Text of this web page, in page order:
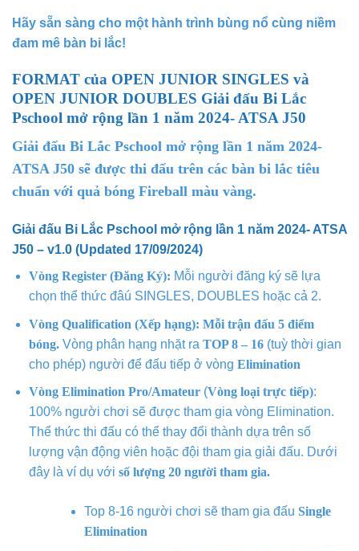
Hãy sẵn sàng cho một hành trình bùng nổ cùng niềm
đam mê bàn bi lắc!
FORMAT của OPEN JUNIOR SINGLES và
OPEN JUNIOR DOUBLES Giải đấu Bi Lắc
Pschool mở rộng lần 1 năm 2024- ATSA J50
Giải đấu Bi Lắc Pschool mở rộng lần 1 năm 2024-
ATSA J50 sẽ được thi đấu trên các bàn bi lắc tiêu
chuẩn với quả bóng Fireball màu vàng.
Giải đấu Bi Lắc Pschool mở rộng lần 1 năm 2024- ATSA
J50 – v1.0 (Updated 17/09/2024)
Vòng Register (Đăng Ký): Mỗi người đăng ký sẽ lựa
chọn thể thức đâú SINGLES, DOUBLES hoặc cả 2.
Vòng Qualification (Xếp hạng): Mỗi trận đấu 5 điểm
bóng.Vòng phân hạng nhặt ra TOP 8 – 16(tuỳ thời gian
cho phép) người để đấu tiếp ở vòng Elimination
Vòng Elimination Pro/Amateur(Vòng loại trực tiếp):
100% người chơi sẽ được tham gia vòng Elimination.
Thể thức thi đấu có thể thay đổi thành dựa trên số
lượng vận động viên hoặc đội tham gia giải đấu. Dưới
đây là ví dụ với số lượng 20 người tham gia.
Top 8-16 người chơi sẽ tham gia đấu Single
Elimination